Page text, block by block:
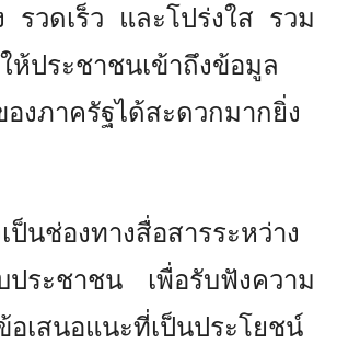
รวดเร็ว และโปร่งใส รวม
ห้ประชาชนเข้าถึงข้อมูล
องภาครัฐได้สะดวกมากยิ่ง
ป็นช่องทางสื่อสารระหว่าง
ประชาชน เพื่อรับฟังความ
อเสนอแนะที่เป็นประโยชน์